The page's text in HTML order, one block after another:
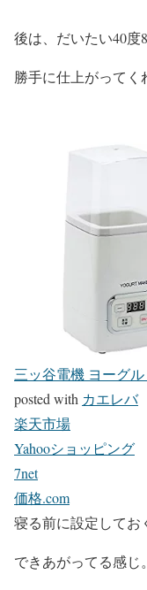
後は、だいたい40度
勝手に仕上がってく
三ッ谷電機 ヨーグ
posted with カエレバ
楽天市場
Yahooショッピング
7net
価格.com
寝る前に設定してお
できあがってる感じ。